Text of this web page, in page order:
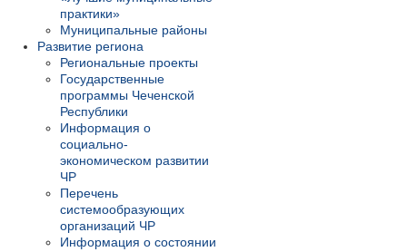
практики»
Муниципальные районы
Развитие региона
Региональные проекты
Государственные
программы Чеченской
Республики
Информация о
социально-
экономическом развитии
ЧР
Перечень
системообразующих
организаций ЧР
Информация о состоянии